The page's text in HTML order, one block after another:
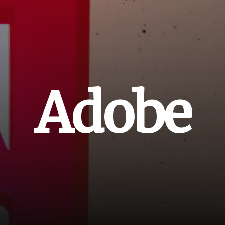
Adobe